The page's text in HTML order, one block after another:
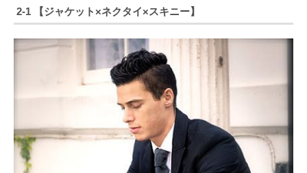
2-1 【ジャケット×ネクタイ×スキニー】